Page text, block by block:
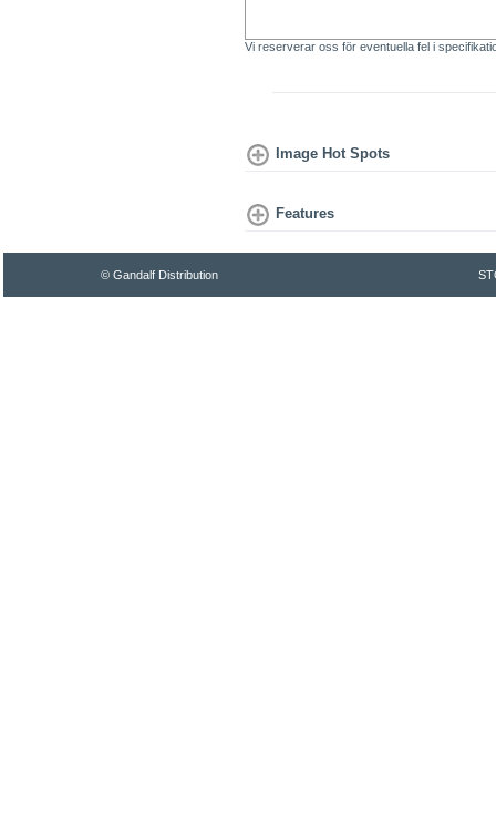
Vi reserverar oss för eventuella fel i
Image Hot Spots
Features
© Gandalf Distribution